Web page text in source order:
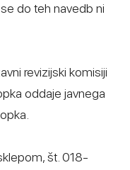
do teh navedb ni
revizijski komisiji
oddaje javnega
št. 018-